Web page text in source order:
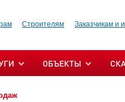
Строителям Заказчикам и
ОБЪЕКТЫ